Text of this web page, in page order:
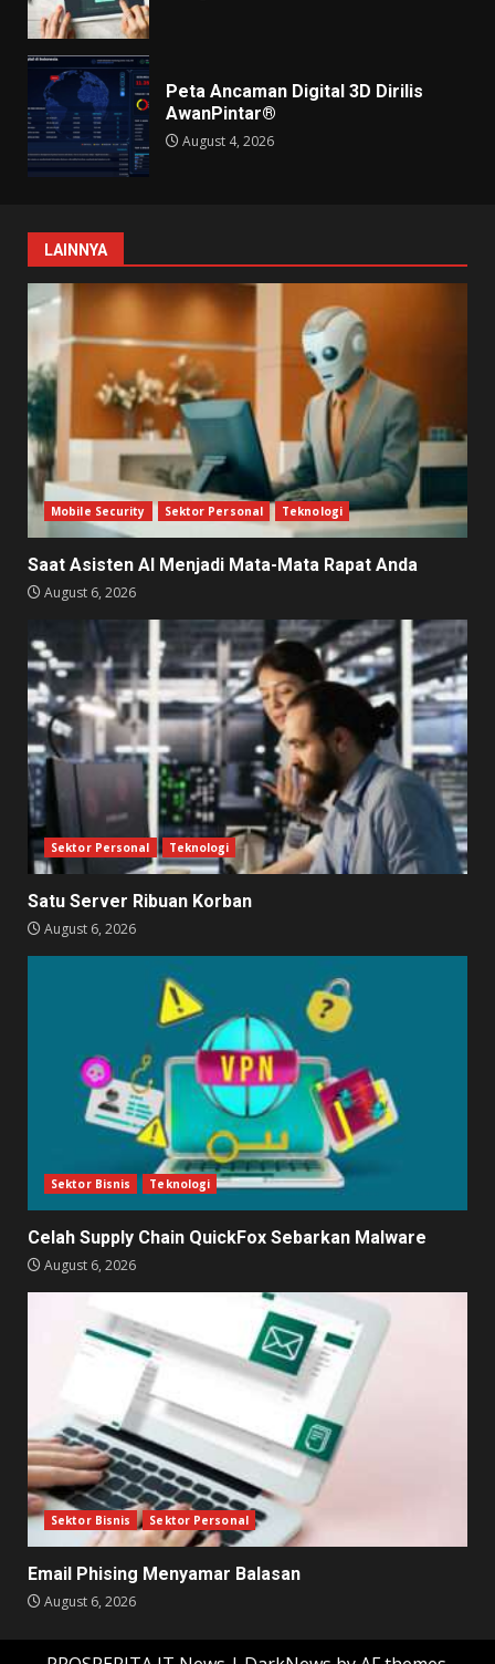
Peta Ancaman Digital 3D Dirilis
AwanPintar®
August 4, 2026
LAINNYA
Mobile Security Sektor Personal Teknologi
Saat Asisten AI Menjadi Mata-Mata Rapat Anda
August 6, 2026
Sektor Personal Teknologi
Satu Server Ribuan Korban
August 6, 2026
Sektor Bisnis Teknologi
Celah Supply Chain QuickFox Sebarkan Malware
August 6, 2026
Sektor Bisnis Sektor Personal
Email Phising Menyamar Balasan
August 6, 2026